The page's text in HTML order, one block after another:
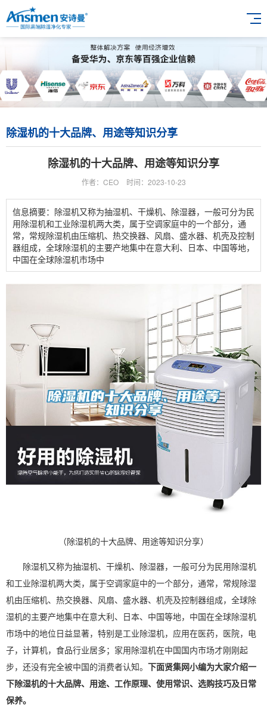
除湿机的十大品牌、用途等知识分享
除湿机的十大品牌、用途等知识分享
作者：CEO 时间：2023-10-23
信息摘要：除湿机又称为抽湿机、干燥机、除湿器，一般可分为民
用除湿机和工业除湿机两大类，属于空调家庭中的一个部分，通
常，常规除湿机由压缩机、热交换器、风扇、盛水器、机壳及控制
器组成，全球除湿机的主要产地集中在意大利、日本、中国等地，
中国在全球除湿机市场中
（除湿机的十大品牌、用途等知识分享）
除湿机又称为抽湿机、 干燥机、 除湿器，一般可分为民用除湿机
和工业除湿机两大类，属于空调家庭中的一个部分，通常，常规除湿
机由压缩机、热交换器、风扇、盛水器、机壳及控制器组成，全球除
湿机的主要产地集中在意大利、日本、中国等地，中国在全球除湿机
市场中的地位日益显著，特别是工业除湿机，应用在医药，医院，电
子，计算机，食品行业居多； 家用除湿机在中国国内市场才刚刚起
步，还没有完全被中国的消费者认知。 下面贤集网小编为大家介绍一
下除湿机的十大品牌、用途、工作原理、使用常识、选购技巧及日常
保养。